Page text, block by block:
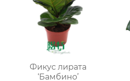
Фикус лирата
‘Бамбино’